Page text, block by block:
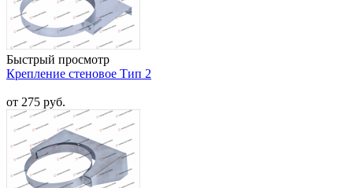
Быстрый просмотр
Крепление стеновое Тип 2
от 275 руб.